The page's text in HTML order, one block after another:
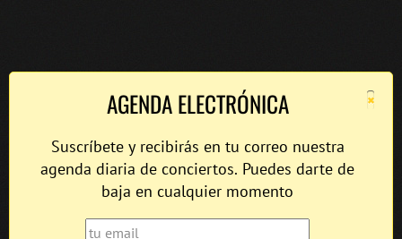
×
AGENDA ELECTRÓNICA
Suscríbete y recibirás en tu correo nuestra
agenda diaria de conciertos. Puedes darte de
baja en cualquier momento